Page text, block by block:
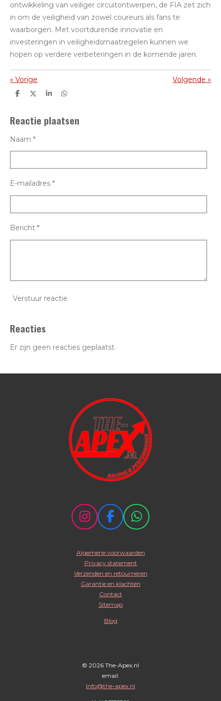
ontwikkeling van veiliger circuitontwerpen, de FIA ​​zet zich
in om de veiligheid van zowel coureurs als fans te
waarborgen. Met voortdurende innovatie en
investeringen in veiligheidsmaatregelen kunnen we
hopen op verdere verbeteringen in de komende jaren.
« Vorige Volgende »
D
n
D
l
S
r
e
D
e
n
Reactie plaatsen
Naam *
E-mailadres *
Bericht *
Verstuur reactie
Reacties
Er zijn geen reacties geplaatst.
I
t
a
g
F
e
b
o
o
k
W
t
s
A
Algemene voorwaarden
Privacy statement
Verzenden en retourneren
Garantie en klachten
Contact
Sitemap
Blog
© 2026 The-Apex.nl
email:
Info@the-apex.nl